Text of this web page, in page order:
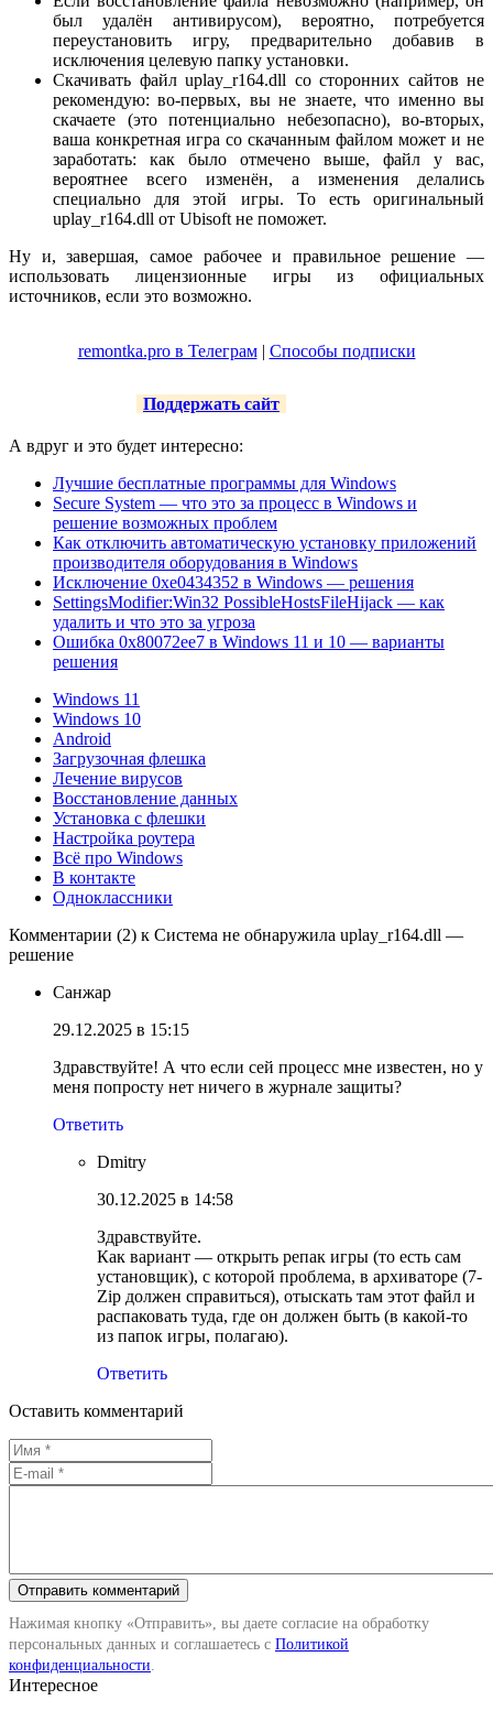
был удалён антивирусом), вероятно, потребуется
переустановить игру, предварительно добавив в
исключения целевую папку установки.
Скачивать файл uplay_r164.dll со сторонних сайтов не
рекомендую: во-первых, вы не знаете, что именно вы
скачаете (это потенциально небезопасно), во-вторых,
ваша конкретная игра со скачанным файлом может и не
заработать: как было отмечено выше, файл у вас,
вероятнее всего изменён, а изменения делались
специально для этой игры. То есть оригинальный
uplay_r164.dll от Ubisoft не поможет.
Ну и, завершая, самое рабочее и правильное решение —
использовать лицензионные игры из официальных
источников, если это возможно.
remontka.pro в Телеграм| Способы подписки
Поддержать сайт
А вдруг и это будет интересно:
Лучшие бесплатные программы для Windows
Secure System — что это за процесс в Windows и
решение возможных проблем
Как отключить автоматическую установку приложений
производителя оборудования в Windows
Исключение 0xe0434352 в Windows — решения
SettingsModifier:Win32 PossibleHostsFileHijack — как
удалить и что это за угроза
Ошибка 0x80072ee7 в Windows 11 и 10 — варианты
решения
Windows 11
Windows 10
Android
Загрузочная флешка
Лечение вирусов
Восстановление данных
Установка с флешки
Настройка роутера
Всё про Windows
В контакте
Одноклассники
Комментарии (2) к Система не обнаружила uplay_r164.dll —
решение
Санжар
29.12.2025 в 15:15
Здравствуйте! А что если сей процесс мне известен, но у
меня попросту нет ничего в журнале защиты?
Ответить
Dmitry
30.12.2025 в 14:58
Здравствуйте.
Как вариант — открыть репак игры (то есть сам
установщик), с которой проблема, в архиваторе (7-
Zip должен справиться), отыскать там этот файл и
распаковать туда, где он должен быть (в какой-то
из папок игры, полагаю).
Ответить
Оставить комментарий
Нажимая кнопку «Отправить», вы даете согласие на обработку
персональных данных и соглашаетесь с Политикой
конфиденциальности
Интересное